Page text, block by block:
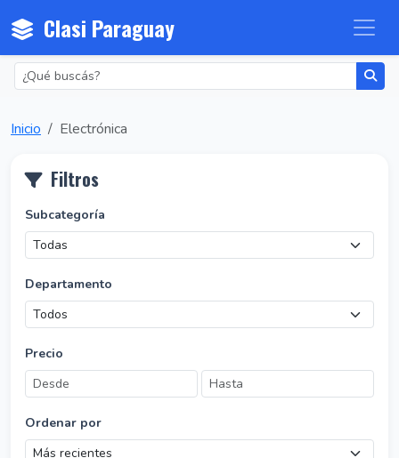
Clasi Paraguay
Inicio Electrónica
Filtros
Subcategoría
Departamento
Precio
Ordenar por